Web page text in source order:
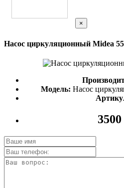
×
Насос циркуляционный Midea
Модель: Насос